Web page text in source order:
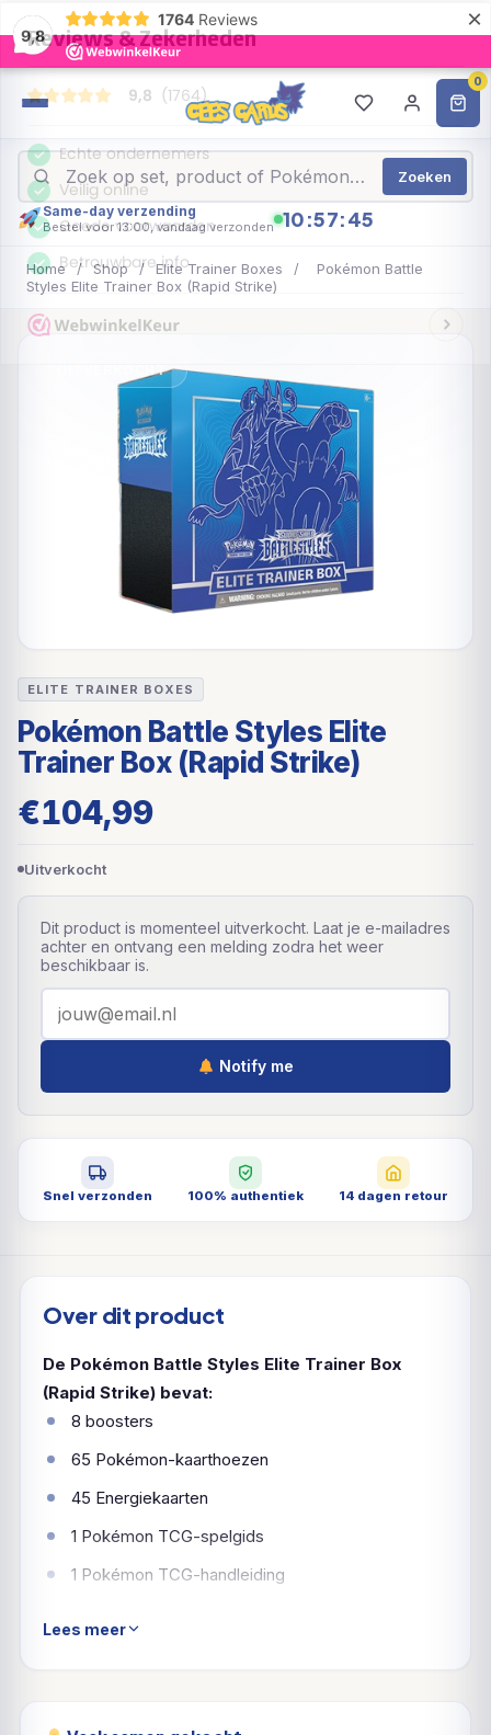
9,8
1764 Reviews ×
0
Zoeken
Same-day verzending
Bestel voor 13:00, vandaag verzonden 10:57:45
Home / Shop / Elite Trainer Boxes /
Pokémon Battle
Styles Elite Trainer Box (Rapid Strike)
UITVERKOCHT
ELITE TRAINER BOXES
Pokémon Battle Styles Elite
Trainer Box (Rapid Strike)
€104,99
Uitverkocht
Dit product is momenteel uitverkocht. Laat je e-mailadres
achter en ontvang een melding zodra het weer
beschikbaar is.
Notify me
Snel verzonden 100% authentiek 14 dagen retour
Over dit product
De Pokémon Battle Styles Elite Trainer Box
(Rapid Strike) bevat:
8 boosters
65 Pokémon-kaarthoezen
45 Energiekaarten
1 Pokémon TCG-spelgids
1 Pokémon TCG-handleiding
Lees meer